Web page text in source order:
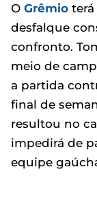
O Grêmio
desfalque
confronto.
meio de
a partida
final de
resultou no
impedirá de
equipe